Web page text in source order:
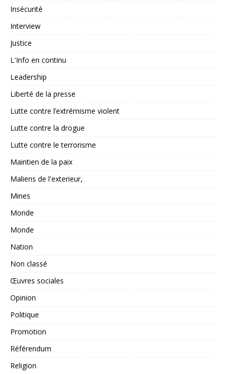
Insécurité
Interview
Justice
L'Info en continu
Leadership
Liberté de la presse
Lutte contre l’extrémisme violent
Lutte contre la drogue
Lutte contre le terrorisme
Maintien de la paix
Maliens de l'exterieur,
Mines
Monde
Monde
Nation
Non classé
Œuvres sociales
Opinion
Politique
Promotion
Référendum
Religion